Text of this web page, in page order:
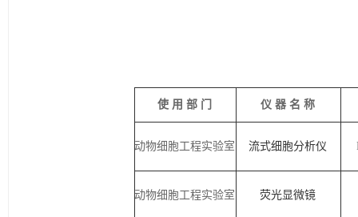
使 用 部 门 仪 器 名 称
动物细胞工程实验室 流式细胞分析仪
动物细胞工程实验室 荧光显微镜